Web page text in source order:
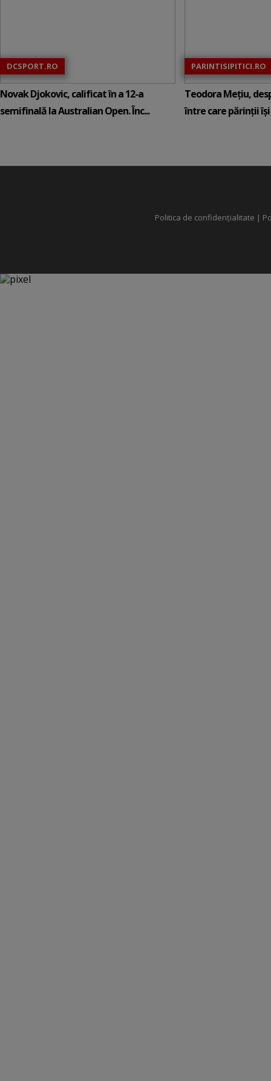
DCSPORT.RO
Novak Djokovic, calificat în a 12-a
semifinală la Australian Open. Înc...
PARINTISIPITICI.RO
Teodora Mețiu,
între care părinții își
Politica de confidențialitate |